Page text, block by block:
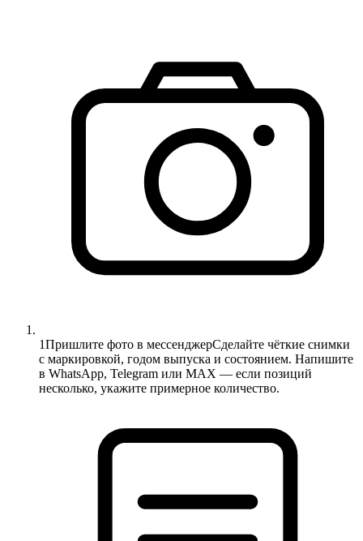
1Пришлите фото в мессенджерСделайте чёткие снимки
с маркировкой, годом выпуска и состоянием. Напишите
в WhatsApp, Telegram или MAX — если позиций
несколько, укажите примерное количество.